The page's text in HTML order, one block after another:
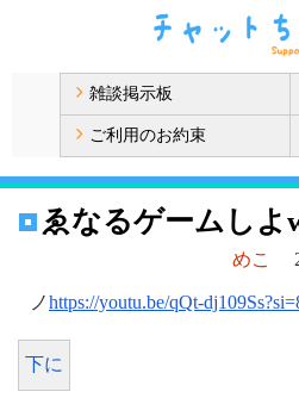
雑談掲示板
ご利用のお約束
ゑなるゲームしよ
めこ
ノhttps://youtu.be/qQt-
下に